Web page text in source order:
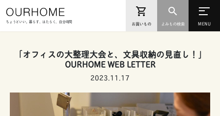
ちょうどいい。暮らす、はたらく、自分時間
「オフィスの大整理大会と、文具収納の見直し！」
OURHOME WEB LETTER
2023.11.17
お買いもの よみもの検索